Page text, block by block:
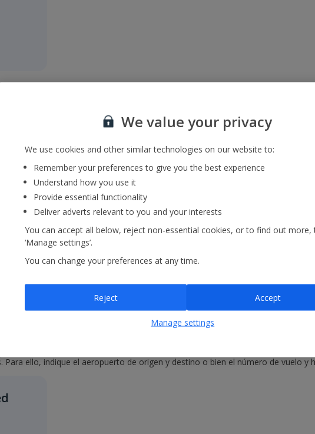
ello, indique el aeropuerto de origen y destino o bien el número de vuelo y
Jefferies International Limited
100 Bishopgate
EC2N 4JL
ello, indique el aeropuerto de origen y destino o bien el número de vuelo y
We value your privacy
We use cookies and other similar technologies on our website to:
Remember your preferences to give you the best experience
Understand how you use it
Provide essential functionality
Deliver adverts relevant to you and your interests
You can accept all below, reject non-essential cookies, or to find out more,
‘Manage settings’.
You can change your preferences at any time.
Reject Accept
Manage settings